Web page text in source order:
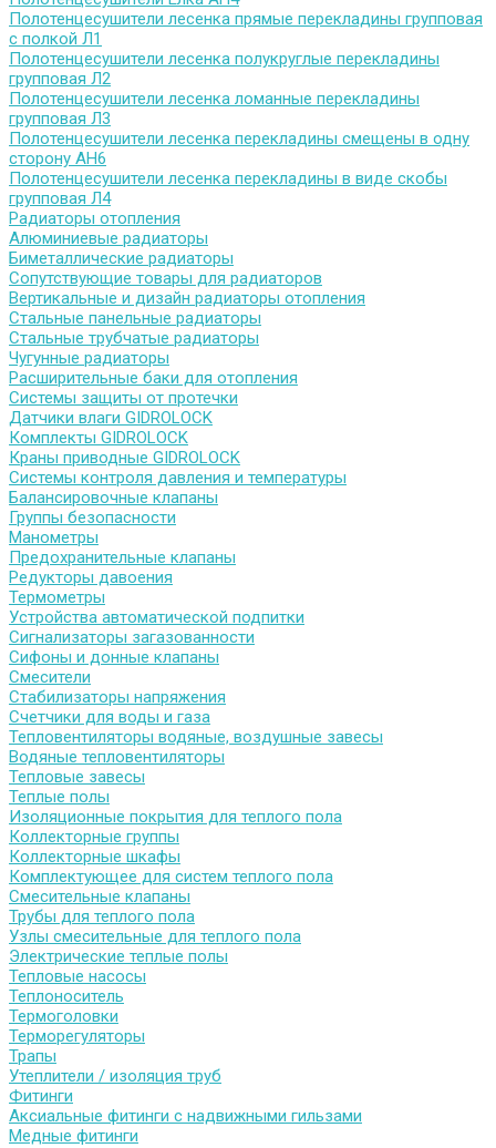
Полотенцесушители лесенка прямые перекладины групповая
с полкой Л1
Полотенцесушители лесенка полукруглые перекладины
групповая Л2
Полотенцесушители лесенка ломанные перекладины
групповая Л3
Полотенцесушители лесенка перекладины смещены в одну
сторону АН6
Полотенцесушители лесенка перекладины в виде скобы
групповая Л4
Радиаторы отопления
Алюминиевые радиаторы
Биметаллические радиаторы
Сопутствующие товары для радиаторов
Вертикальные и дизайн радиаторы отопления
Стальные панельные радиаторы
Стальные трубчатые радиаторы
Чугунные радиаторы
Расширительные баки для отопления
Системы защиты от протечки
Датчики влаги GIDROLOCK
Комплекты GIDROLOCK
Краны приводные GIDROLOCK
Системы контроля давления и температуры
Балансировочные клапаны
Группы безопасности
Манометры
Предохранительные клапаны
Редукторы давоения
Термометры
Устройства автоматической подпитки
Сигнализаторы загазованности
Сифоны и донные клапаны
Смесители
Стабилизаторы напряжения
Счетчики для воды и газа
Тепловентиляторы водяные, воздушные завесы
Водяные тепловентиляторы
Тепловые завесы
Теплые полы
Изоляционные покрытия для теплого пола
Коллекторные группы
Коллекторные шкафы
Комплектующее для систем теплого пола
Смесительные клапаны
Трубы для теплого пола
Узлы смесительные для теплого пола
Электрические теплые полы
Тепловые насосы
Теплоноситель
Термоголовки
Терморегуляторы
Трапы
Утеплители / изоляция труб
Фитинги
Аксиальные фитинги с надвижными гильзами
Медные фитинги